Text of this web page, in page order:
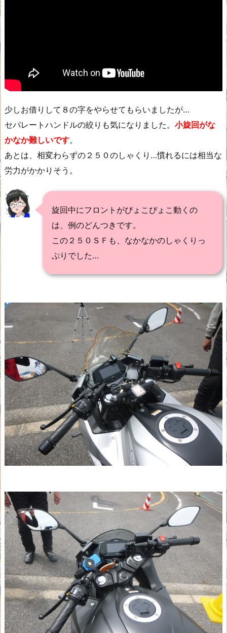
少しお借りして８の字をやらせてもらいましたが…
セパレートハンドルの絞りも気になりました。 小旋回がな
かなか難しいです。
あとは、相変わらずの２５０のしゃくり…慣れるには相当な
労力がかかりそう。
旋回中にフロントがぴょこぴょこ動くの
は、例のどんつきです。
この２５０ＳＦも、なかなかのしゃくりっ
ぷりでした…